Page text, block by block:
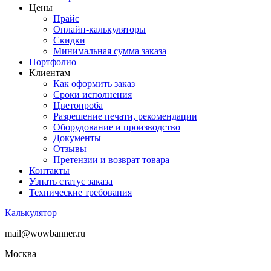
Цены
Прайс
Онлайн-калькуляторы
Скидки
Минимальная сумма заказа
Портфолио
Клиентам
Как оформить заказ
Сроки исполнения
Цветопроба
Разрешение печати, рекомендации
Оборудование и производство
Документы
Отзывы
Претензии и возврат товара
Контакты
Узнать статус заказа
Технические требования
Калькулятор
mail@wowbanner.ru
Москва